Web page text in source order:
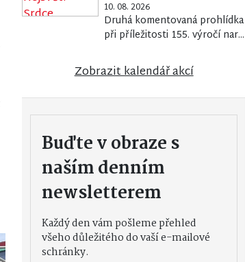
10. 08. 2026
Druhá komentovaná prohlídka
při příležitosti 155. výročí nar...
Zobrazit kalendář akcí
Buďte v obraze s
naším denním
newsletterem
Každý den vám pošleme přehled
všeho důležitého do vaší e-mailové
schránky.